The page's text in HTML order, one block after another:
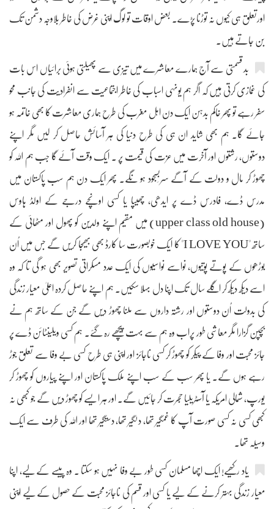
اورتعلق ہی کیوں نہ توڑنا پڑے۔ بعض اوقات تو لوگ اپنی غرض کی خاطر بلاوجہ دشمن تک
بن جاتے ہیں۔
بد قسمتی سے آج ہمارے معاشرے میں تیزی سے پھیلتی ہوئی برائیاں اس بات
کی غمازی کرتی ہیں کہ اگر ہم یونہی اسباب کی خاطر اجتماعیت سے انفرادیت کی جانب محو
سفر رہے تو پھر خاکم بدہن ایک دن اہل مغرب کی طرح ہماری معاشرت کا بھی خاتمہ ہو
جائے گا۔ ہم بھی شاید ان ہی کی طرح دنیا کی ہر آسائش حاصل کر لیں مگر اپنے
دوستوں، رشتوں اور آخرت میں عزت کی قیمت پر ۔ ایک وقت آئے گا جب ہم اللہ کو
چھوڑ کر مال و دولت کے آگے سربَسجود ہو نگے۔ پھر ایک دن ہم سب پاکستان میں
مدرس ڈے، فادرس ڈے پر ایدھی، چھیپا یا کسی اونچے درجے کے اولڈ ہاوس
(upper class old house) میں مقیم اپنے ولدین کو پھول اور مٹھائی کے
ساتھ "I LOVE YOU" کا ایک خوبصورت سا کارڈ بھی بھیجا کریں گے جس میں اُن
بوڑھوں کے پوتے پوتیوں، نواسے نواسیوں کی ایک عدد مسکراتی تصویر بھی ہو گی تا کہ وہ
اسے دیکھ دیکھ کر اگلے سال تک اپنا دل بہلا سکیں۔ ہم اپنے حاصل کردہ اعلیٰ معیار زندگی
کی بدولت اُن دوستوں اور رشتہ داروں سے ملنا چھوڑ دیں گے جن کے ساتھ ہم نے
بچپن گزارا مگر معاشی طور پراب وہ ہم سے بہت پیچھے رہ گئے۔ ہم کسی ویلینٹائن ڈے پر
جائز محبت اور وفا کے پیکر کو چھوڑ کر کسی ناجائز اور اپنی ہی طرح کسی بے وفا سے تعلق جوڑ
رہے ہوں گے۔ یا پھر سب کے سب اپنے ملک پاکستان اور اپنے پیاروں کو چھوڑ کر
یورپ، شمالی امریکہ یا آسٹریلیا حجرت کر جائیں گے۔ اور ہر ایسے کو چھوڑ دیں گے جو کبھی نہ
کبھی کسی نہ کسی صورت آپ کا غمگیر تھا، دلگیر تھا، دستگیر تھا اور اللہ کی طرف سے ایک
وسیلہ تھا۔
یاد رکھیے! ایک اچھا مسلمان کسی طور بے وفا نہیں ہو سکتا ۔ وہ پیسے کے لیے، اپنا
معیار زندگی بہتر کرنے کے لیے یا کسی اور قسم کی ناجائز محبت کے حصول کے لیے اپنی